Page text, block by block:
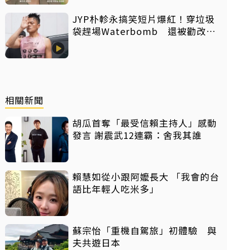
JYP朴軫永搞笑短片爆紅！穿垃圾
袋趕場Waterbomb 還被勸改名
相關新聞
胡瓜首奪「最受信賴主持人」感動
發言 謝震武12連霸：舍我其誰
賴慧如從小跟阿嬤長大 「我會的台
語比年輕人吃米多」
蘇宗怡「重機自駕旅」初體驗 與
夫共遊日本